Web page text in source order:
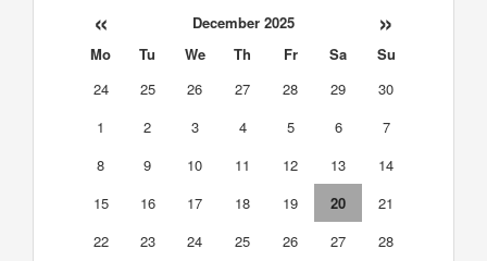
« December 2025 »
Mo Tu We Th Fr Sa
Su
24
25 26 27 28 29
30
1
2 3 4 5 6
7
8
9 10 11 12 13
14
15
16 17 18 19 20
21
22
23 24 25 26 27
28